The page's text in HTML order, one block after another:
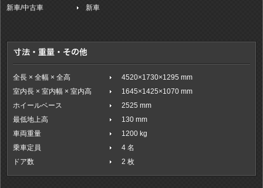
新車/中古車
新車
全長 × 全幅 × 全高
4520×1730×1295 mm
室内長 × 室内幅 × 室内高
1645×1425×1070 mm
ホイールベース
2525 mm
最低地上高
130 mm
車両重量
1200 kg
乗車定員
4 名
ドア数
2 枚